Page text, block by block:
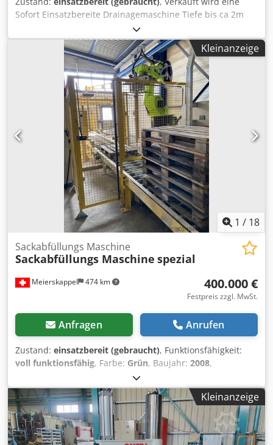
Sofort Einsatzbereite Drainagemaschine Tiefe bis ca 2m
möglich Laufwerk hat noch mindestens 80%
Lasersteuerung Moba vorgerüstet aber nicht dabei Verkauf
nur da Neuanschaffung Keine Technischen Mängel .
Cedpjzkvd Defx Abkorf
Kleinanzeige
1 / 18
Meierskappel 474 km
Sackabfüllungs Maschine
Sackabfüllungs Maschine spezial
400.000 €
Festpreis zzgl. MwSt.
Anfragen Anrufen
Zustand: einsatzbereit (gebraucht), Funktionsfähigkeit:
voll funktionsfähig, Farbe: Grün, Baujahr: 2008,
, Die Maschine wird komplett
inklusive Gurtförderer, Uschlaggerät, Abfüllanlage sowie
RC Sackpalletierung verkauft. Bestehend aus:
Umschlaggerät Bakomat 4B, 10m3 Mulde, Förderrinne Typ
FR 600 x1650, Gurtföderer BTL 500x42,525 Jg 2005,
Gurtförderer BTL500 /2/24-5.5m Jg 2005 Banddosierwaage
Kleinanzeige